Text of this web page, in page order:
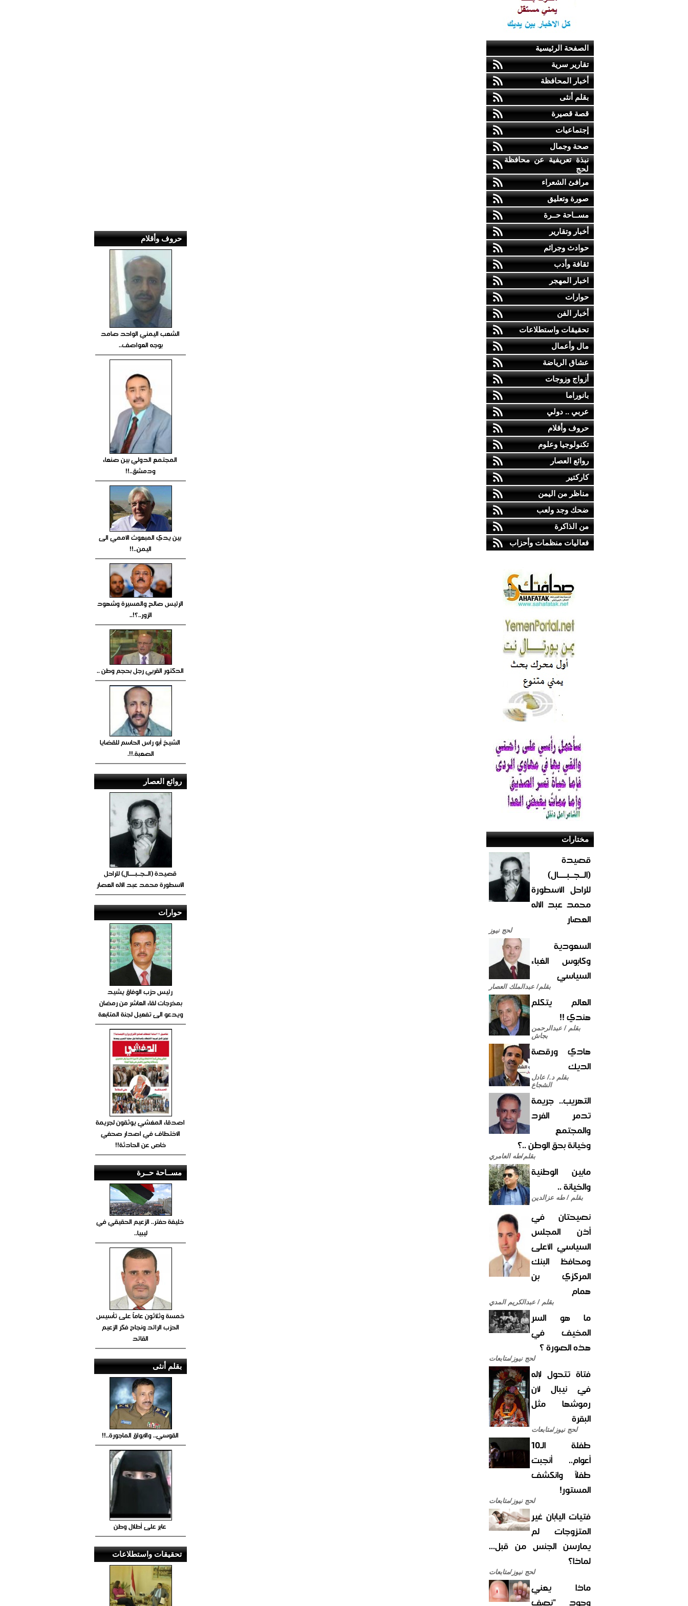
الصفحة الرئيسية
تقارير سرية
أخبار المحافظة
بقلم أنثى
قصة قصيرة
إجتماعيات
صحة وجمال
نبذة تعريفية عن محافظة
لحج
مرافئ الشعراء
صورة وتعليق
مســاحة حــرة
أخبار وتقارير
حوادث وجرائم
ثقافة وأدب
اخبار المهجر
حوارات
أخبار الفن
تحقيقات واستطلاعات
مال وأعمال
عشاق الرياضة
أزواج وزوجات
بانوراما
عربي .. دولي
حروف وأقلام
تكنولوجيا وعلوم
روائع العصار
كاركتير
مناظر من اليمن
ضحك وجد ولعب
من الذاكرة
فعاليات منظمات وأحزاب
مختارات
قصيدة
(الــجــبــــال)
للراحل الأسطورة
محمد عبد الاله
العصار
لحج نيوز
السعودية
وكابوس الغباء
السياسي
بقلم/ عبدالملك العصار
العالم يتكلم
هندي !!
بقلم / عبدالرحمن
بجاش
هادي ورقصة
الديك
بقلم د./ عادل
الشجاع
التهريب.. جريمة
تدمر الفرد
والمجتمع
وخيانة بحق الوطن ..؟
بقلم/طه العامري
مابين الوطنية
والخيانة ..
بقلم / طه عزالدين
نصيحتان في
أذن المجلس
السياسي الأعلى
ومحافظ البنك
المركزي بن
همام
بقلم / عبدالكريم المدي
ما هو السر
المخيف في
هذه الصورة ؟
لحج نيوز/متابعات
فتاة تتحول لإله
في نيبال لأن
رموشها مثل
البقرة
لحج نيوز/متابعات
طفلة الـ10
أعوام.. أنجبت
طفلاً وانكشف
المستور!
لحج نيوز/متابعات
فتيات اليابان غير
المتزوجات لم
يمارسن الجنس من قبل...
لماذا؟
لحج نيوز/متابعات
ماذا يعني
وجود "نصف
حروف وأقلام
الشعب اليمني الواحد صامد
بوجه العواصف..
المجتمع الدولي بين صنعاء
ودمشق..!!
بين يدي المبعوث الأممي الى
اليمن..!!
الرئيس صالح والمسيرة وشهود
الزور..؟!..
الدكتور القربي رجل بحجم وطن ..
الشيخ أبو راس الحاسم للقضايا
الصعبة.!!.
روائع العصار
قصيدة (الــجــبــــال) للراحل
الأسطورة محمد عبد الاله العصار
حوارات
رئيس حزب الوفاق يشيد
بمخرجات لقاء العاشر من رمضان
ويدعو الى تفعيل لجنة المتابعة
اصدقاء المغشي يوثقون لجريمة
الاختطاف في اصدار صحفي
خاص عن الحادثة!!
مســاحة حــرة
خليفة حفتر.. الزعيم الحقيقي في
ليبيا..
خمسة وثلاثون عاماً على تأسيس
الحزب الرائد ونجاح فكر الزعيم
القائد
بقلم أنثى
القوسي.. والابواق الماجورة..!!
عابر على أطلال وطن
تحقيقات واستطلاعات